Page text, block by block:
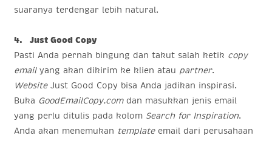
suaranya terdengar lebih natural.
4. Just Good Copy
Pasti Anda pernah bingung dan takut salah ketik copy
emailyang akan dikirim ke klien atau partner.
Website Just Good Copy bisa Anda jadikan inspirasi.
Buka GoodEmailCopy.comdan masukkan jenis email
yang perlu ditulis pada kolom Search for Inspiration.
Anda akan menemukan templateemail dari perusahaan